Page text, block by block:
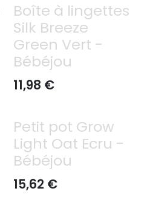
Boîte à lingettes
Silk Breeze
Green Vert -
Bébéjou
11,98 €
Petit pot Grow
Light Oat Ecru -
Bébéjou
15,62 €